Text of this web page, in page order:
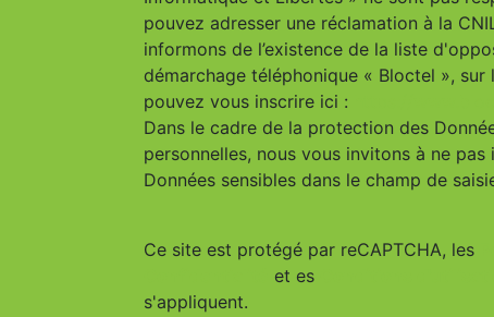
pouvez adresser une réclamation à la
informons de l’existence de la liste
démarchage téléphonique « Bloctel », sur
pouvez vous inscrire ici :
Dans le cadre de la protection des
personnelles, nous vous invitons à ne pas
Données sensibles dans le champ de
Ce site est protégé par reCAPTCHA, les
et es
s'appliquent.